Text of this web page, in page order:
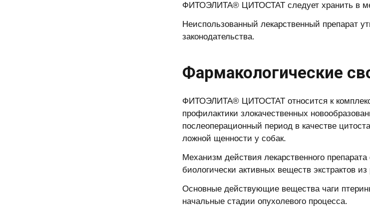
ФИТОЭЛИТА® ЦИТОСТАТ следует хранить в
Неиспользованный лекарственный препарат
законодательства.
Фармакологические
ФИТОЭЛИТА® ЦИТОСТАТ относится к
профилактики злокачественных
послеоперационный период в качестве
ложной щенности у собак.
Механизм действия лекарственного
биологически активных веществ экстрактов
Основные действующие вещества чаги
начальные стадии опухолевого процесса.